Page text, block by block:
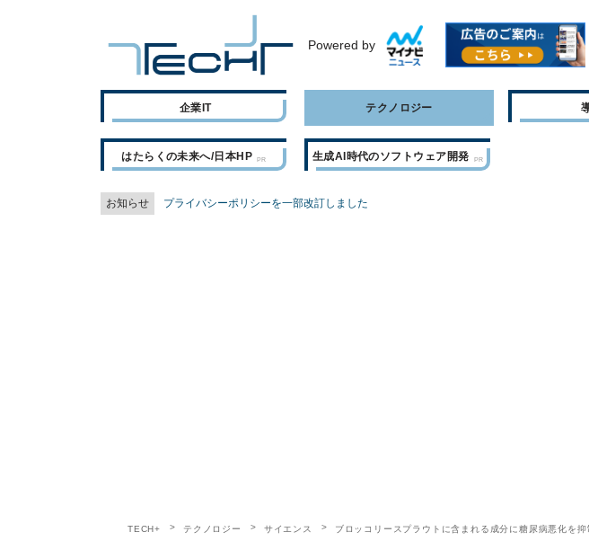
Powered by
企業IT テクノロジー
はたらくの未来へ/日本HP 生成AI時代のソフトウェア開発
お知らせ プライバシーポリシーを一部改訂しました
TECH+ テクノロジー サイエンス ブロッコリースプラウトに含まれる成分に糖尿病悪化を抑